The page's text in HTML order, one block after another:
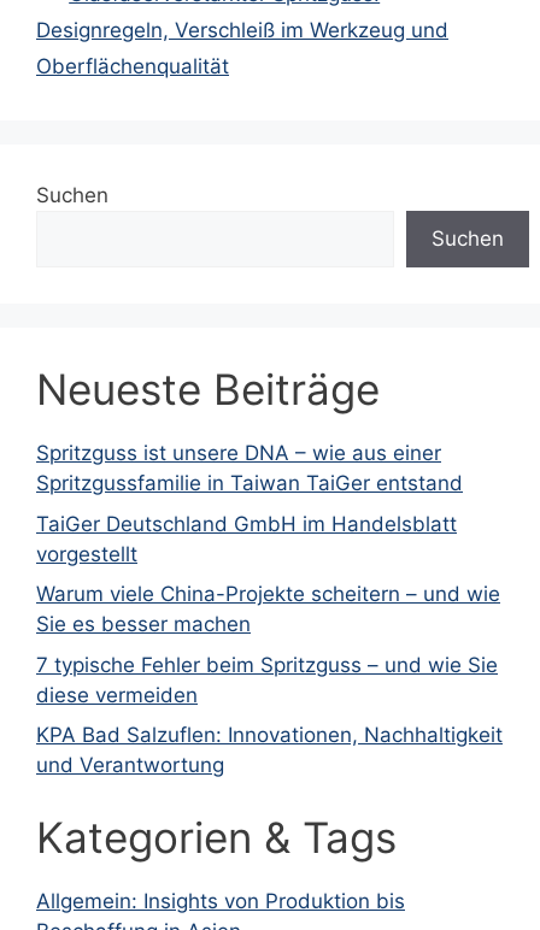
Designregeln, Verschleiß im Werkzeug und
Oberflächenqualität
Suchen
Suchen
Neueste Beiträge
Spritzguss ist unsere DNA – wie aus einer
Spritzgussfamilie in Taiwan TaiGer entstand
TaiGer Deutschland GmbH im Handelsblatt
vorgestellt
Warum viele China-Projekte scheitern – und wie
Sie es besser machen
7 typische Fehler beim Spritzguss – und wie Sie
diese vermeiden
KPA Bad Salzuflen: Innovationen, Nachhaltigkeit
und Verantwortung
Kategorien & Tags
Allgemein: Insights von Produktion bis